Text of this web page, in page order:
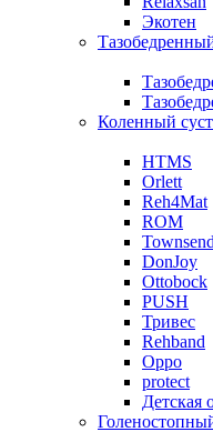
Экотен
Коленный
HTMS
Orlett
Reh4Mat
ROM
Townsend
DonJoy
Ottobock
PUSH
Тривес
Rehband
Oppo
protect
Детская